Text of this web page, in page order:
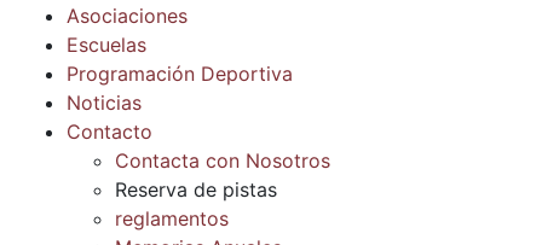
Asociaciones
Escuelas
Programación Deportiva
Noticias
Contacto
Contacta con Nosotros
Reserva de pistas
reglamentos